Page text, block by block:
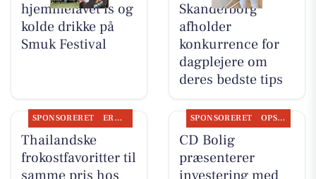
hjemmelavet is og
kolde drikke på
Smuk Festival
Skanderborg
afholder
konkurrence for
dagplejere om
deres bedste tips
SPONSORERET ERHVERV
Thailandske
frokostfavoritter til
SPONSORERET OPSLAGSTAVLEN
CD Bolig
præsenterer